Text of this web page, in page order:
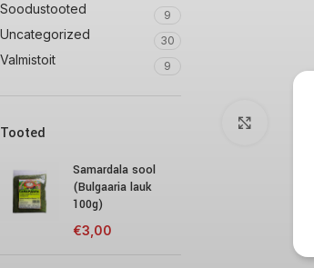
Soodustooted 9
Uncategorized 30
Valmistoit 9
Tooted
Samardala sool
(Bulgaaria lauk
100g)
€3,00
Click to